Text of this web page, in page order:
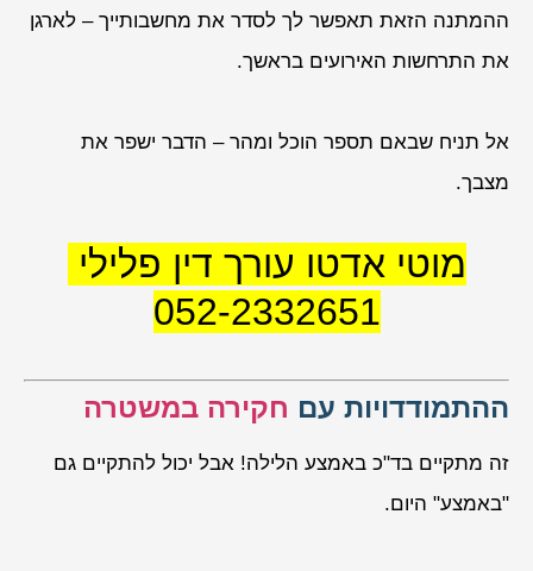
ההמתנה הזאת תאפשר לך לסדר את מחשבותייך – לארגן
את התרחשות האירועים בראשך.
אל תניח שבאם תספר הוכל ומהר – הדבר ישפר את
מצבך.
מוטי אדטו עורך דין פלילי
052-2332651
ההתמודדויות עם חקירה במשטרה
זה מתקיים בד"כ באמצע הלילה! אבל יכול להתקיים גם
"באמצע" היום.